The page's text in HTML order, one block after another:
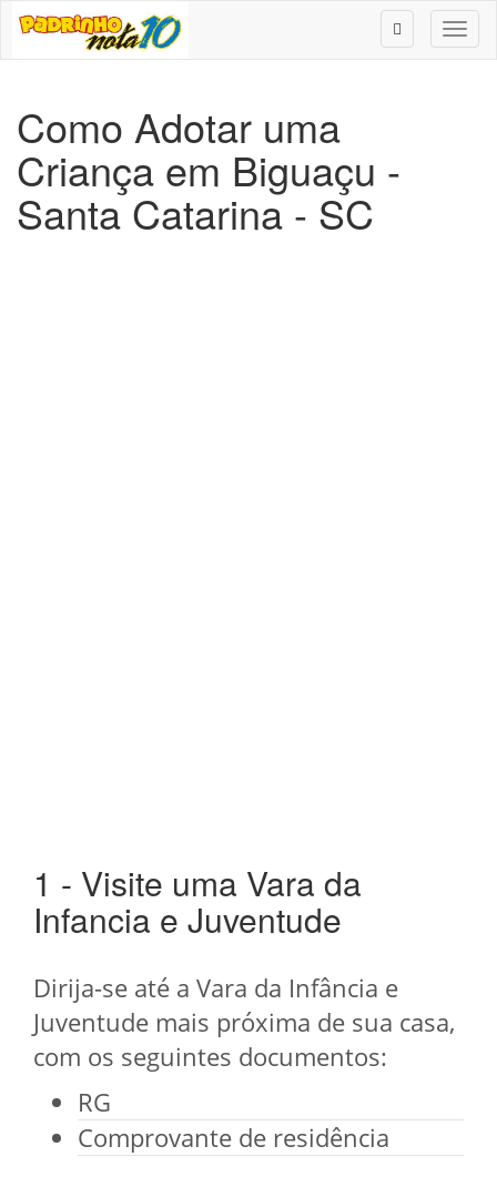
Como Adotar uma
Criança em Biguaçu -
Santa Catarina - SC
1 - Visite uma Vara da
Infancia e Juventude
Dirija-se até a Vara da Infância e
Juventude mais próxima de sua casa,
com os seguintes documentos:
RG
Comprovante de residência